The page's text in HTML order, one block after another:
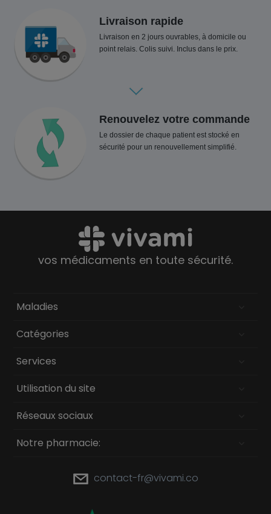
Livraison rapide
Livraison en 2 jours ouvrables, à domicile ou
point relais. Colis suivi. Inclus dans le prix.
Renouvelez votre commande
Le dossier de chaque patient est stocké en
sécurité pour un renouvellement simplifié.
vos médicaments en toute sécurité.
Maladies
Catégories
Services
Utilisation du site
Réseaux sociaux
Notre pharmacie:
contact-fr@vivami.co